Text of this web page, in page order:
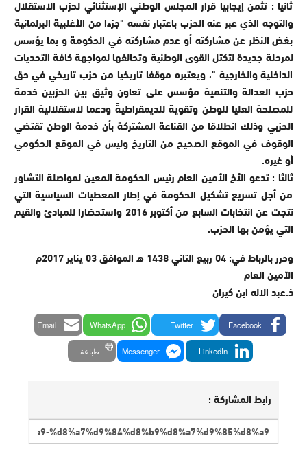
ثانيا : تثمن إيجابيا قرار المجلس الوطني الإستثنائي لحزب الاستقلال
والتوجه الذي عبر عنه الحزب باعتبار نفسه "جزءا من الأغلبية البرلمانية
بغض النظر عن مشاركته أو عدم مشاركته في الحكومة و بما يؤسس
لمرحلة جديدة لتكتل القوى الوطنية وتحالفها لمواجهة كافة التحديات
الداخلية والخارجية "، ويعتبره موقفا تاريخيا من حزب تاريخي في حق
حزب العدالة والتنمية مؤسس على تعاون وثيق بين الحزبين خدمة
للمصلحة العليا للوطن وتقوية للديمقراطيةً ودعما لاستقلالية القرار
الحزبي وذلك انطلاقا من القناعة المشتركة بأن خدمة الوطن تقتضي
الوقوف في الموقع الصحيح من التاريخ وليس في الموقع الحكومي
أو غيره.
ثالثا : تدعو الأخ الأمين العام رئيس الحكومة المعين لمواصلة التشاور
من أجل تسريع تشكيل الحكومة في إطار المعطيات السياسية التي
نتجت عن انتخابات السابع من أكتوبر 2016 واستحضارا للمبادئ والقيم
التي يؤمن بها الحزب.
وحرر بالرباط في: 04 ربيع التاني 1438 ه الموافق 03 يناير 2017م
الأمين العام
ذ.عبد الاله ابن كيران
Facebook
Twitter
WhatsApp
Email
LinkedIn
Messenger طباعة
رابط المشاركة :